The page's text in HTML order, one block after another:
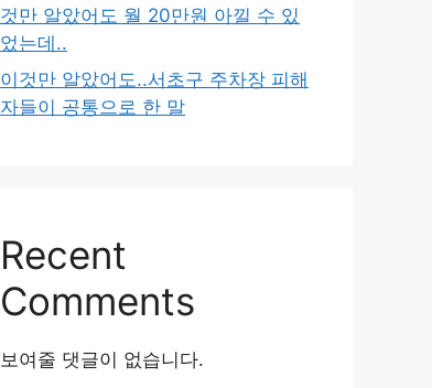
것만 알았어도 월 20만원 아낄 수 있
었는데..
이것만 알았어도..서초구 주차장 피해
자들이 공통으로 한 말
Recent
Comments
보여줄 댓글이 없습니다.